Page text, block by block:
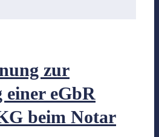
zur
eGbR
beim Notar